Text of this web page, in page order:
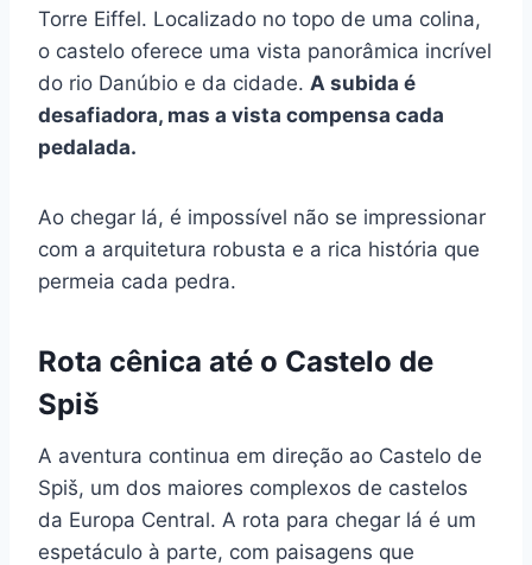
Torre Eiffel. Localizado no topo de uma colina,
o castelo oferece uma vista panorâmica incrível
do rio Danúbio e da cidade. A subida é
desafiadora, mas a vista compensa cada
pedalada.
Ao chegar lá, é impossível não se impressionar
com a arquitetura robusta e a rica história que
permeia cada pedra.
Rota cênica até o Castelo de
Spiš
A aventura continua em direção ao Castelo de
Spiš, um dos maiores complexos de castelos
da Europa Central. A rota para chegar lá é um
espetáculo à parte, com paisagens que